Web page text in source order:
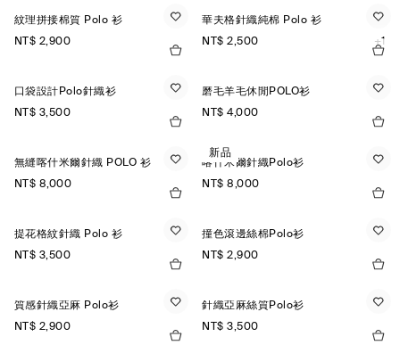
紋理拼接棉質 Polo 衫
NT$ 2,900
華夫格針織純棉 Polo 衫
NT$ 2,500
+1
口袋設計Polo針織衫
NT$ 3,500
磨毛羊毛休閒POLO衫
NT$ 4,000
無縫喀什米爾針織 POLO 衫
NT$ 8,000
新品
喀什米爾針織Polo衫
NT$ 8,000
提花格紋針織 Polo 衫
NT$ 3,500
撞色滾邊絲棉Polo衫
NT$ 2,900
質感針織亞麻 Polo衫
NT$ 2,900
針織亞麻絲質Polo衫
NT$ 3,500